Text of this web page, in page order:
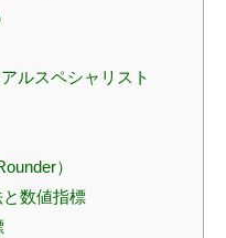
ルスペシャリスト
）
数値指標